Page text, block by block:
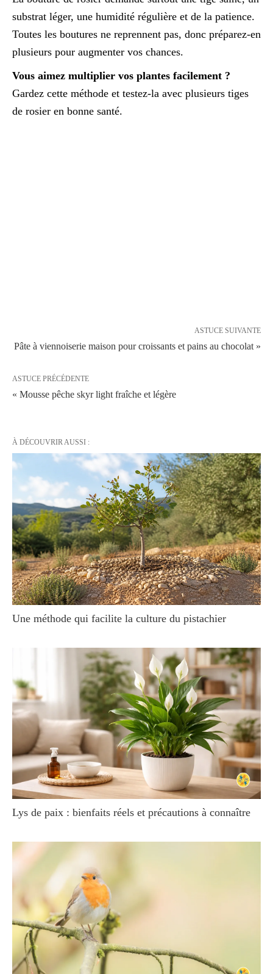
substrat léger, une humidité régulière et de la patience.
Toutes les boutures ne reprennent pas, donc préparez-en
plusieurs pour augmenter vos chances.
Vous aimez multiplier vos plantes facilement ?
Gardez cette méthode et testez-la avec plusieurs tiges
de rosier en bonne santé.
ASTUCE SUIVANTE
Pâte à viennoiserie maison pour croissants et pains au chocolat »
ASTUCE PRÉCÉDENTE
« Mousse pêche skyr light fraîche et légère
À DÉCOUVRIR AUSSI :
Une méthode qui facilite la culture du pistachier
Lys de paix : bienfaits réels et précautions à connaître